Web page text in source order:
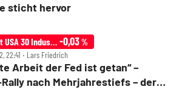
sticht hervor
Infront USA 30 Industrial -0,03%
22:41 ‧ Lars Friedrich
Arbeit der Fed ist getan“ –
nach Mehrjahrestiefs – der